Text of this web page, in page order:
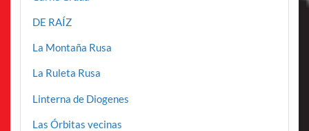
DE RAÍZ
La Montaña Rusa
La Ruleta Rusa
Linterna de Diogenes
Las Órbitas vecinas